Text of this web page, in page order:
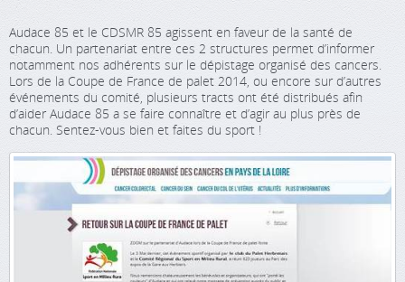
Audace 85 et le CDSMR 85 agissent en faveur de la santé de
chacun. Un partenariat entre ces 2 structures permet d’informer
notamment nos adhérents sur le dépistage organisé des cancers.
Lors de la Coupe de France de palet 2014, ou encore sur d’autres
événements du comité, plusieurs tracts ont été distribués afin
d’aider Audace 85 a se faire connaître et d’agir au plus près de
chacun. Sentez-vous bien et faites du sport !